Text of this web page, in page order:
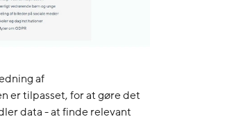
af
er tilpasset, for at gøre det
data - at finde relevant